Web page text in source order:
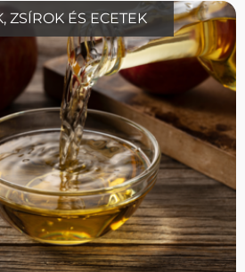
ZSÍROK ÉS ECETEK